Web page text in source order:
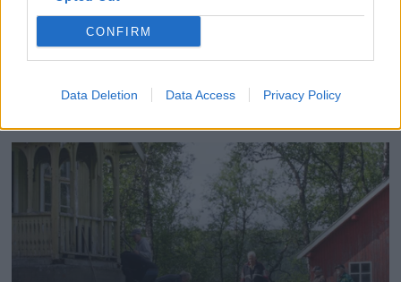
CONFIRM
Data Deletion Data Access Privacy Policy